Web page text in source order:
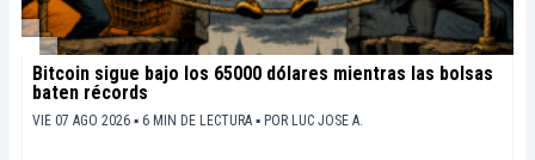
Bitcoin sigue bajo los 65000 dólares mientras las bolsas
baten récords
VIE 07 AGO 2026 ▪ 6 MIN DE LECTURA ▪ POR LUC JOSE A.